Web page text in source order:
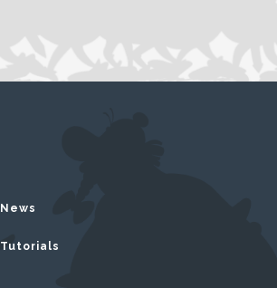
News
Tutorials